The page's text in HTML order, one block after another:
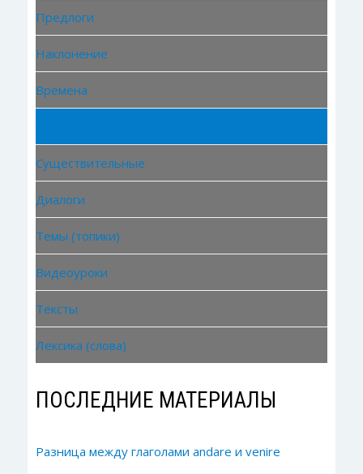
Предлоги
Наклонение
Времена
Существительные
Диалоги
Темы (топики)
Видеоуроки
Тексты
Лексика (слова)
ПОСЛЕДНИЕ МАТЕРИАЛЫ
Разница между глаголами andare и venire